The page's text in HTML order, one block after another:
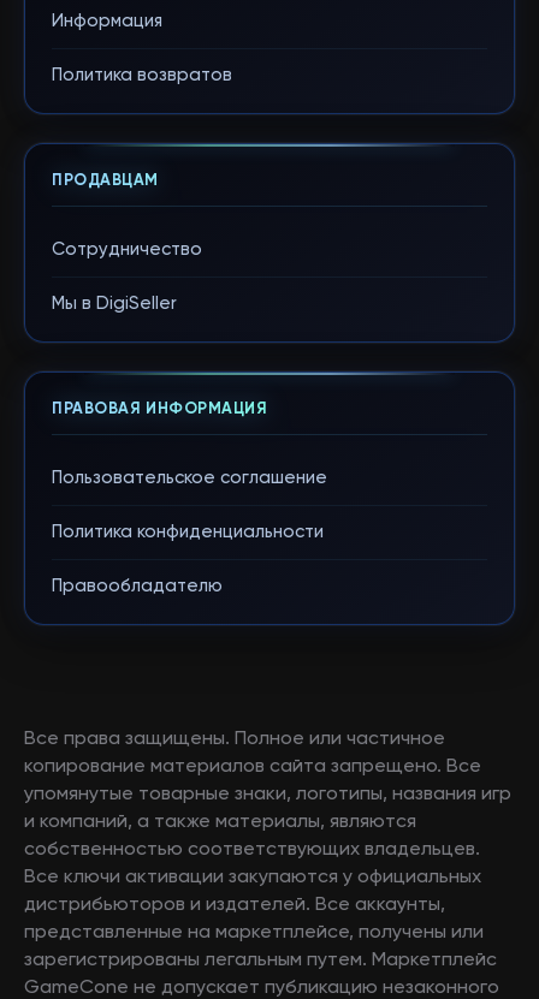
Информация
Политика возвратов
ПРОДАВЦАМ
Сотрудничество
Мы в DigiSeller
ПРАВОВАЯ ИНФОРМАЦИЯ
Пользовательское соглашение
Политика конфиденциальности
Правообладателю
Все права защищены. Полное или частичное
копирование материалов сайта запрещено. Все
упомянутые товарные знаки, логотипы, названия игр
и компаний, а также материалы, являются
собственностью соответствующих владельцев.
Все ключи активации закупаются у официальных
дистрибьюторов и издателей. Все аккаунты,
представленные на маркетплейсе, получены или
зарегистрированы легальным путем. Маркетплейс
GameCone не допускает публикацию незаконного